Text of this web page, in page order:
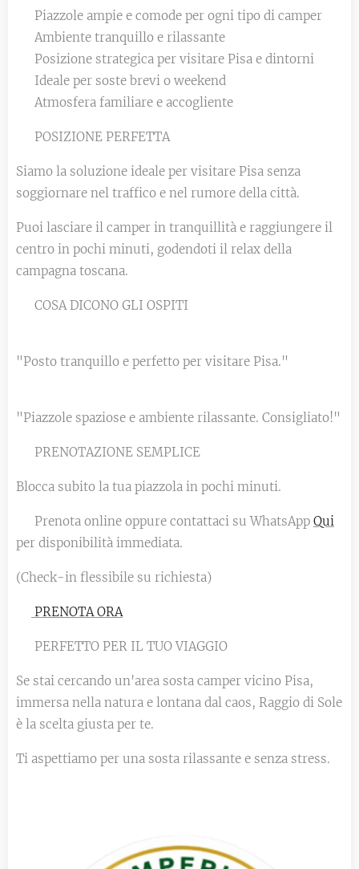
✔ Piazzole ampie e comode per ogni tipo di camper
✔ Ambiente tranquillo e rilassante
✔ Posizione strategica per visitare Pisa e dintorni
✔ Ideale per soste brevi o weekend
✔ Atmosfera familiare e accogliente
📍 POSIZIONE PERFETTA
Siamo la soluzione ideale per visitare Pisa senza
soggiornare nel traffico e nel rumore della città.
Puoi lasciare il camper in tranquillità e raggiungere il
centro in pochi minuti, godendoti il relax della
campagna toscana.
💬 COSA DICONO GLI OSPITI
"Posto tranquillo e perfetto per visitare Pisa."
"Piazzole spaziose e ambiente rilassante. Consigliato!"
💰 PRENOTAZIONE SEMPLICE
Blocca subito la tua piazzola in pochi minuti.
👉 Prenota online oppure contattaci su WhatsApp Qui
per disponibilità immediata.
(Check-in flessibile su richiesta)
PRENOTA ORA
🚐 PERFETTO PER IL TUO VIAGGIO
Se stai cercando un'area sosta camper vicino Pisa,
immersa nella natura e lontana dal caos, Raggio di Sole
è la scelta giusta per te.
Ti aspettiamo per una sosta rilassante e senza stress.